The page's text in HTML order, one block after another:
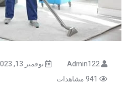
Admin122 نوفمبر 13, 2023